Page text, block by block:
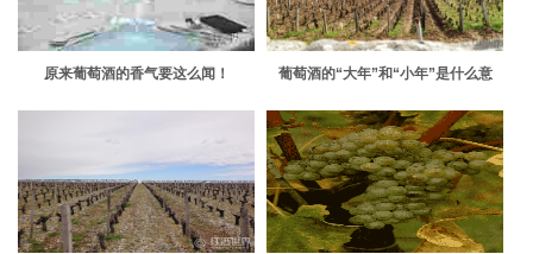
原来葡萄酒的香气要这么闻！
葡萄酒的“大年”和“小年”是什么意